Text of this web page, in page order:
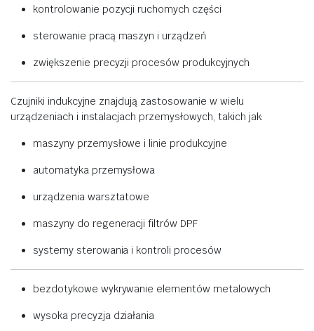
kontrolowanie pozycji ruchomych części
sterowanie pracą maszyn i urządzeń
zwiększenie precyzji procesów produkcyjnych
Czujniki indukcyjne znajdują zastosowanie w wielu
urządzeniach i instalacjach przemysłowych, takich jak:
maszyny przemysłowe i linie produkcyjne
automatyka przemysłowa
urządzenia warsztatowe
maszyny do regeneracjifiltrów DPF
systemy sterowania i kontroli procesów
bezdotykowe wykrywanie elementów metalowych
wysoka precyzja działania